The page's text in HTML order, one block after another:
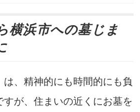
横浜市への墓じま
は、精神的にも時間的にも負
すが、住まいの近くにお墓を